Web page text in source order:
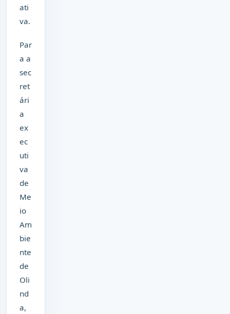
ati
va.
Par
a a
sec
ret
ári
a
ex
ec
uti
va
de
Me
io
Am
bie
nte
de
Oli
nd
a,